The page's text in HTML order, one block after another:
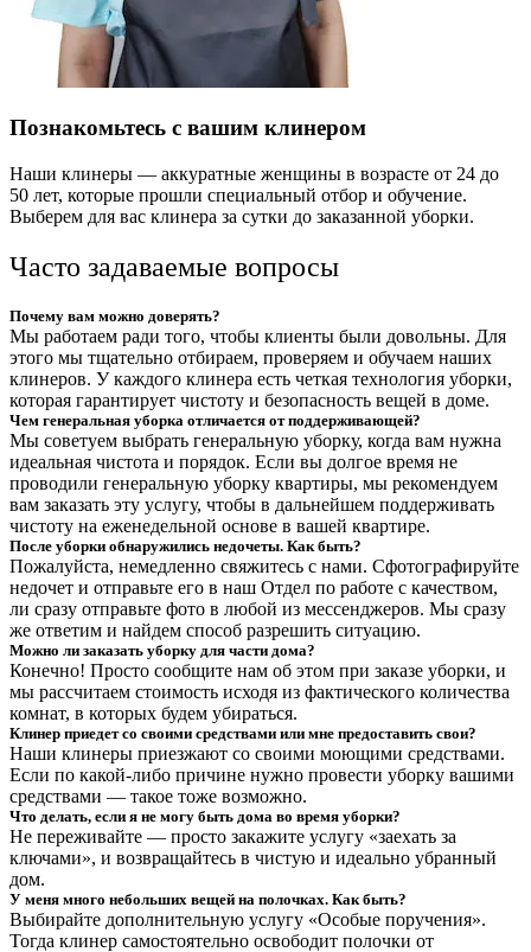
Познакомьтесь с вашим клинером
Наши клинеры — аккуратные женщины в возрасте от 24 до
50 лет, которые прошли специальный отбор и обучение.
Выберем для вас клинера за сутки до заказанной уборки.
Часто задаваемые вопросы
Почему вам можно доверять?
Мы работаем ради того, чтобы клиенты были довольны. Для
этого мы тщательно отбираем, проверяем и обучаем наших
клинеров. У каждого клинера есть четкая технология уборки,
которая гарантирует чистоту и безопасность вещей в доме.
Чем генеральная уборка отличается от поддерживающей?
Мы советуем выбрать генеральную уборку, когда вам нужна
идеальная чистота и порядок. Если вы долгое время не
проводили генеральную уборку квартиры, мы рекомендуем
вам заказать эту услугу, чтобы в дальнейшем поддерживать
чистоту на еженедельной основе в вашей квартире.
После уборки обнаружились недочеты. Как быть?
Пожалуйста, немедленно свяжитесь с нами. Сфотографируйте
недочет и отправьте его в наш Отдел по работе с качеством,
ли сразу отправьте фото в любой из мессенджеров. Мы сразу
же ответим и найдем способ разрешить ситуацию.
Можно ли заказать уборку для части дома?
Конечно! Просто сообщите нам об этом при заказе уборки, и
мы рассчитаем стоимость исходя из фактического количества
комнат, в которых будем убираться.
Клинер приедет со своими средствами или мне предоставить свои?
Наши клинеры приезжают со своими моющими средствами.
Если по какой-либо причине нужно провести уборку вашими
средствами — такое тоже возможно.
Что делать, если я не могу быть дома во время уборки?
Не переживайте — просто закажите услугу «заехать за
ключами», и возвращайтесь в чистую и идеально убранный
дом.
У меня много небольших вещей на полочках. Как быть?
Выбирайте дополнительную услугу «Особые поручения».
Тогда клинер самостоятельно освободит полочки от